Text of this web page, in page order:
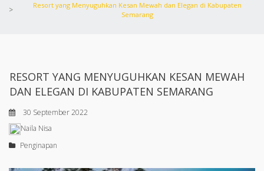
>
Resort yang Menyuguhkan Kesan Mewah dan Elegan di Kabupaten
Semarang
RESORT YANG MENYUGUHKAN KESAN MEWAH
DAN ELEGAN DI KABUPATEN SEMARANG
30 September 2022
Naila Nisa
Penginapan